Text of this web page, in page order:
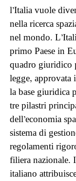
l’Italia vuole
nella ricerca
nel mondo.
primo Paese in
quadro giuridico
legge,
la base giuridica
tre pilastri
dell’economia
sistema di
regolamenti
filiera nazionale.
italiano